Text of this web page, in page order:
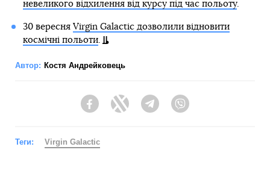
невеликого відхилення від курсу під час польоту.
30 вересня Virgin Galactic дозволили відновити
космічні польоти.
Автор: Костя Андрейковець
FacebookTwitter Telegram
Теги: Virgin Galactic